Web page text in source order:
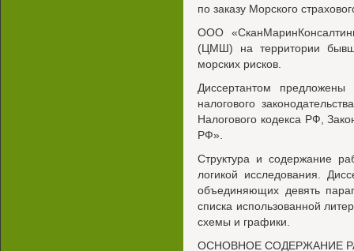
по заказу Морского
ООО
(ЦМШ) на территории
морских рисков.
Диссертантом
налогового
Налогового кодекса РФ,
РФ».
Структура и содержание
логикой исследования.
объединяющих девять
списка использованной
схемы и графики.
ОСНОВНОЕ СОДЕРЖАНИЕ